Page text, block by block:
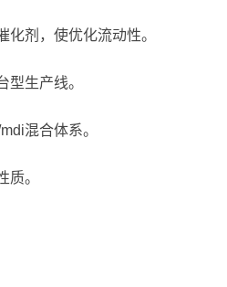
化剂，使优化流动性。
型生产线。
混合体系。
质。